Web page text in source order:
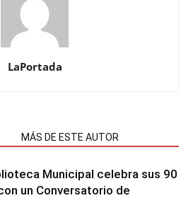
LaPortada
MÁS DE ESTE AUTOR
Municipal celebra sus 90
un Conversatorio de